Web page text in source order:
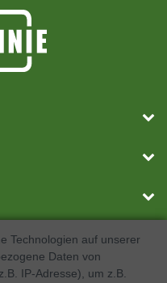
Technologien auf unserer
Daten von
IP-Adresse), um z.B.